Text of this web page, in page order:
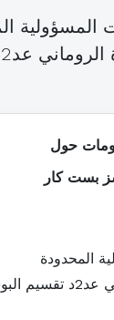
العقبة الحرايرية (
حول
بست كار
المحدودة
الحرايرية